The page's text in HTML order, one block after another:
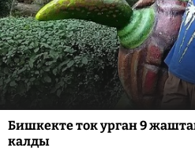
Бишкекте ток урган 9
калды